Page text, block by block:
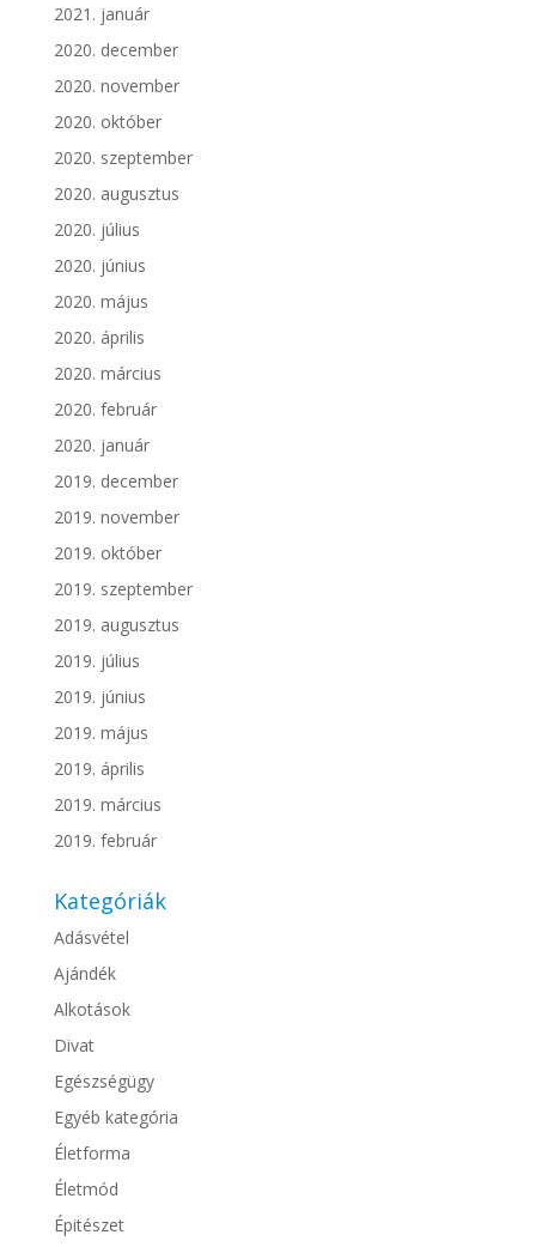
2021. január
2020. december
2020. november
2020. október
2020. szeptember
2020. augusztus
2020. július
2020. június
2020. május
2020. április
2020. március
2020. február
2020. január
2019. december
2019. november
2019. október
2019. szeptember
2019. augusztus
2019. július
2019. június
2019. május
2019. április
2019. március
2019. február
Kategóriák
Adásvétel
Ajándék
Alkotások
Divat
Egészségügy
Egyéb kategória
Életforma
Életmód
Épitészet